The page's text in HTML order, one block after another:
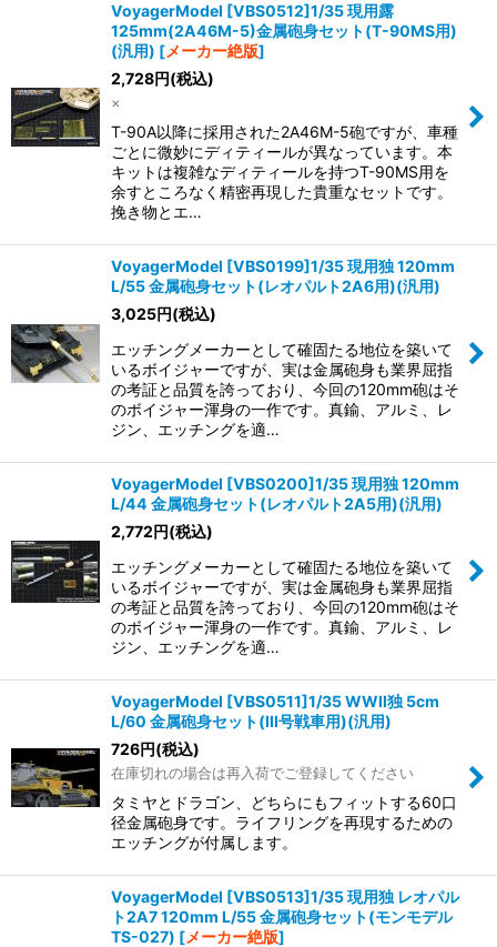
VoyagerModel [VBS0512]1/35 現用露
125mm(2A46M-5)金属砲身セット(T-90MS用)
(汎用) [メーカー絶版]
2,728円(税込)
×
T-90A以降に採用された2A46M-5砲ですが、車種
ごとに微妙にディティールが異なっています。本
キットは複雑なディティールを持つT-90MS用を
余すところなく精密再現した貴重なセットです。
挽き物とエ…
VoyagerModel [VBS0199]1/35 現用独 120mm
L/55 金属砲身セット(レオパルト2A6用)(汎用)
3,025円(税込)
エッチングメーカーとして確固たる地位を築いて
いるボイジャーですが、実は金属砲身も業界屈指
の考証と品質を誇っており、今回の120mm砲はそ
のボイジャー渾身の一作です。真鍮、アルミ、レ
ジン、エッチングを適…
VoyagerModel [VBS0200]1/35 現用独 120mm
L/44 金属砲身セット(レオパルト2A5用)(汎用)
2,772円(税込)
エッチングメーカーとして確固たる地位を築いて
いるボイジャーですが、実は金属砲身も業界屈指
の考証と品質を誇っており、今回の120mm砲はそ
のボイジャー渾身の一作です。真鍮、アルミ、レ
ジン、エッチングを適…
VoyagerModel [VBS0511]1/35 WWII独 5cm
L/60 金属砲身セット(III号戦車用)(汎用)
726円(税込)
在庫切れの場合は再入荷でご登録してください
タミヤとドラゴン、どちらにもフィットする60口
径金属砲身です。ライフリングを再現するための
エッチングが付属します。
VoyagerModel [VBS0513]1/35 現用独 レオパル
ト2A7 120mm L/55 金属砲身セット(モンモデル
TS-027) [メーカー絶版]